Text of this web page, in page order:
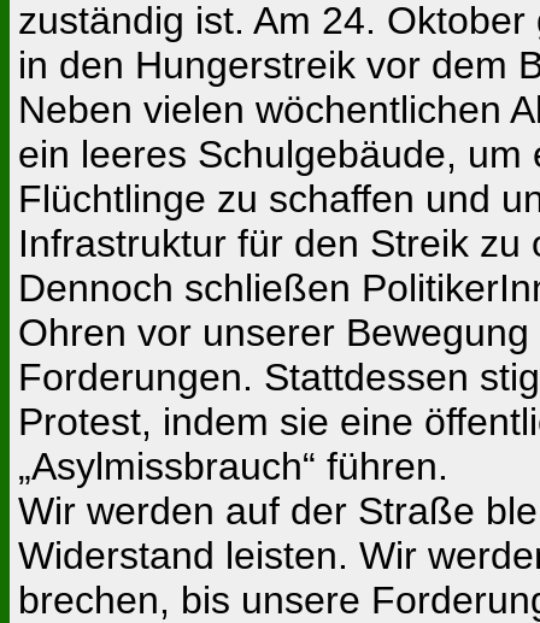
zuständig ist. Am 24.
in den Hungerstreik vor dem
Neben vielen wöchentlichen
ein leeres Schulgebäude, um
Flüchtlinge zu schaffen und
Infrastruktur für den Streik zu
Dennoch schließen
Ohren vor unserer
Forderungen. Stattdessen
Protest, indem sie eine
„Asylmissbrauch“ führen.
Wir werden auf der Straße
Widerstand leisten. Wir
brechen, bis unsere